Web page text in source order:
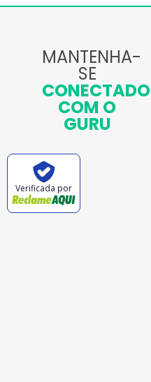
MANTENHA-
SE
CONECTADO
COM O
GURU
Verificada por